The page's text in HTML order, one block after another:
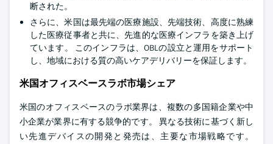
断された。
さらに、米国は最先端の医療施設、先端技術、高度に熟練
した医療従事者と共に、先進的な医療インフラを築き上げ
ています。 このインフラは、OBLの設立と運用をサポート
し、地域における質の高いケアデリバリーを保証します。
米国オフィスベースラボ市場シェア
米国のオフィスベースのラボ業界は、複数の多国籍企業や中
小企業が業界に有する競争的です。 異なる技術に基づく新し
い先進デバイスの開発と発売は、主要な市場戦略です。